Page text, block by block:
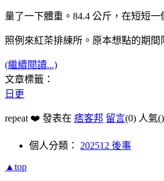
量了一下體重。84.4 公斤，在短短
照例來紅茶排練所。原本想點的期
(繼續閱讀...)
文章標籤：
日更
repeat ❤️ 發表在 痞客邦 留言(0) 人氣()
個人分類： 202512 後事
▲top